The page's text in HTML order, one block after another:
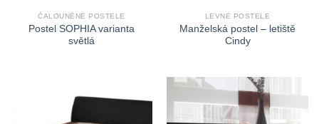
ČALOUNĚNÉ POSTELE
Postel SOPHIA varianta
světlá
LEVNÉ POSTELE
Manželská postel – letiště
Cindy